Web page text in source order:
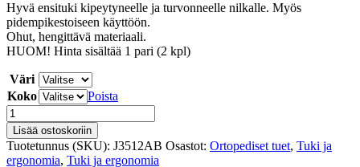
Hyvä ensituki kipeytyneelle ja turvonneelle nilkalle. Myös
pidempikestoiseen käyttöön.
Ohut, hengittävä materiaali.
HUOM! Hinta sisältää 1 pari (2 kpl)
Väri
Koko
Poista
JuzoFlex
Malleo
717
määrä
Lisää ostoskoriin
Tuotetunnus (SKU): J3512AB Osastot: Ortopediset tuet, Tuki ja
ergonomia, Tuki ja ergonomia